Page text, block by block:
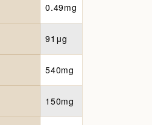
0.49mg
91μg
540mg
150mg